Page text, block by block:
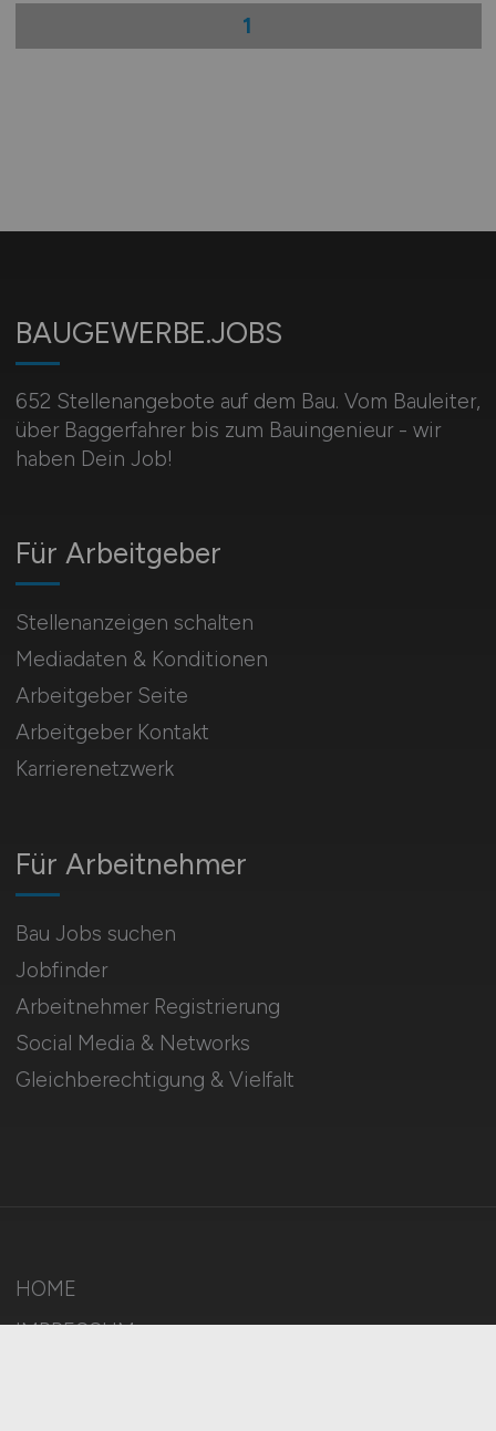
1
BAUGEWERBE.JOBS
652 Stellenangebote auf dem Bau. Vom Bauleiter,
über Baggerfahrer bis zum Bauingenieur - wir
haben Dein Job!
Für Arbeitnehmer
Bau Jobs suchen
Jobfinder
Arbeitnehmer Registrierung
Social Media & Networks
Gleichberechtigung & Vielfalt
Für Arbeitgeber
Stellenanzeigen schalten
Mediadaten & Konditionen
Arbeitgeber Seite
Arbeitgeber Kontakt
Karrierenetzwerk
HOME
IMPRESSUM